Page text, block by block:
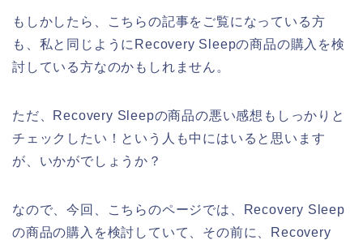
もしかしたら、こちらの記事をご覧になっている方
も、私と同じようにRecovery Sleepの商品の購入を検
討している方なのかもしれません。
ただ、Recovery Sleepの商品の悪い感想もしっかりと
チェックしたい！という人も中にはいると思います
が、いかがでしょうか？
なので、今回、こちらのページでは、Recovery Sleep
の商品の購入を検討していて、その前に、Recovery